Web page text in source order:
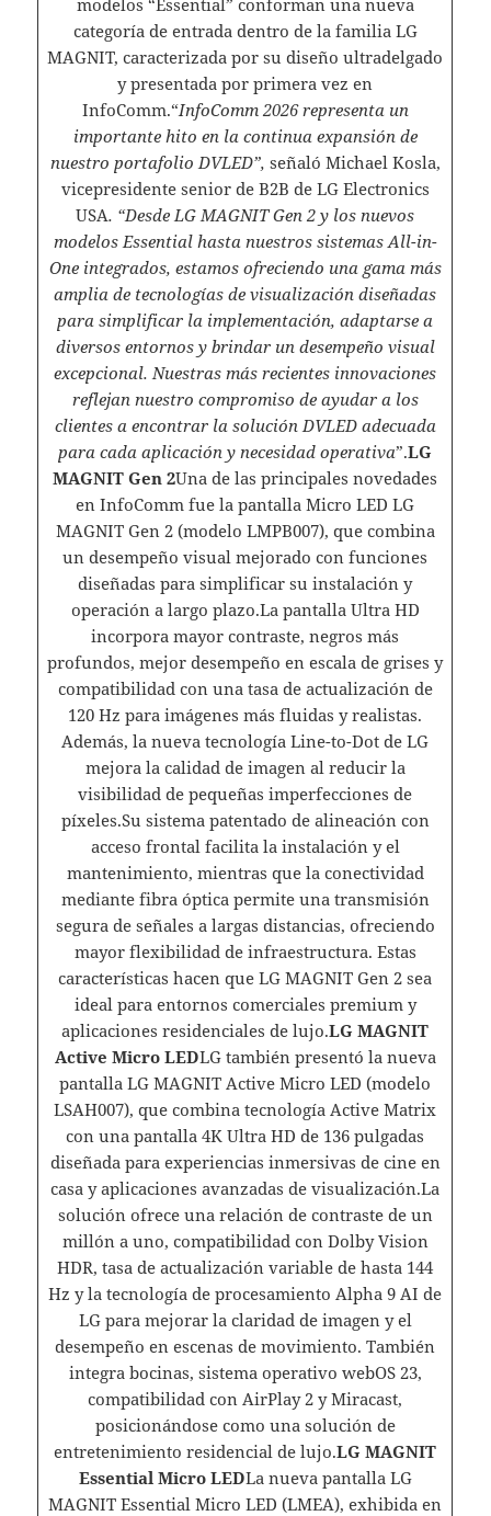
categoría de entrada dentro de la familia LG
MAGNIT, caracterizada por su diseño ultradelgado
y presentada por primera vez en
InfoComm.“InfoComm 2026 representa un
importante hito en la continua expansión de
nuestro portafolio DVLED”, señaló Michael Kosla,
vicepresidente senior de B2B de LG Electronics
USA. “Desde LG MAGNIT Gen 2 y los nuevos
modelos Essential hasta nuestros sistemas All-in-
One integrados, estamos ofreciendo una gama más
amplia de tecnologías de visualización diseñadas
para simplificar la implementación, adaptarse a
diversos entornos y brindar un desempeño visual
excepcional. Nuestras más recientes innovaciones
reflejan nuestro compromiso de ayudar a los
clientes a encontrar la solución DVLED adecuada
para cada aplicación y necesidad operativa”.LG
MAGNIT Gen 2Una de las principales novedades
en InfoComm fue la pantalla Micro LED LG
MAGNIT Gen 2 (modelo LMPB007), que combina
un desempeño visual mejorado con funciones
diseñadas para simplificar su instalación y
operación a largo plazo.La pantalla Ultra HD
incorpora mayor contraste, negros más
profundos, mejor desempeño en escala de grises y
compatibilidad con una tasa de actualización de
120 Hz para imágenes más fluidas y realistas.
Además, la nueva tecnología Line-to-Dot de LG
mejora la calidad de imagen al reducir la
visibilidad de pequeñas imperfecciones de
píxeles.Su sistema patentado de alineación con
acceso frontal facilita la instalación y el
mantenimiento, mientras que la conectividad
mediante fibra óptica permite una transmisión
segura de señales a largas distancias, ofreciendo
mayor flexibilidad de infraestructura. Estas
características hacen que LG MAGNIT Gen 2 sea
ideal para entornos comerciales premium y
aplicaciones residenciales de lujo.LG MAGNIT
Active Micro LEDLG también presentó la nueva
pantalla LG MAGNIT Active Micro LED (modelo
LSAH007), que combina tecnología Active Matrix
con una pantalla 4K Ultra HD de 136 pulgadas
diseñada para experiencias inmersivas de cine en
casa y aplicaciones avanzadas de visualización.La
solución ofrece una relación de contraste de un
millón a uno, compatibilidad con Dolby Vision
HDR, tasa de actualización variable de hasta 144
Hz y la tecnología de procesamiento Alpha 9 AI de
LG para mejorar la claridad de imagen y el
desempeño en escenas de movimiento. También
integra bocinas, sistema operativo webOS 23,
compatibilidad con AirPlay 2 y Miracast,
posicionándose como una solución de
entretenimiento residencial de lujo.LG MAGNIT
Essential Micro LEDLa nueva pantalla LG
MAGNIT Essential Micro LED (LMEA), exhibida en